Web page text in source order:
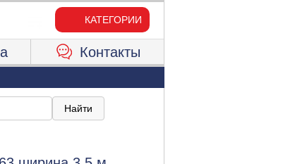
КАТЕГОРИИ
Контакты